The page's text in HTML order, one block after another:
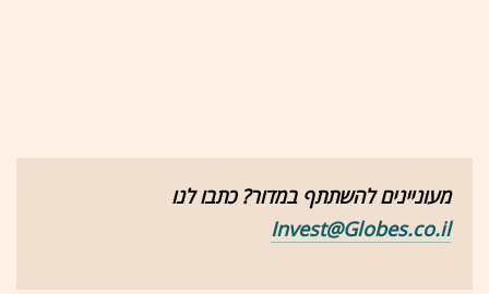
מעוניינים להשתתף במדור? כתבו לנו
Invest@Globes.co.il